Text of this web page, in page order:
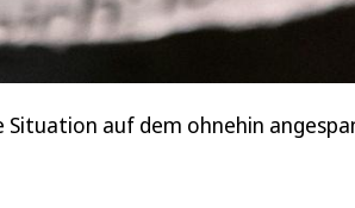
auf dem ohnehin